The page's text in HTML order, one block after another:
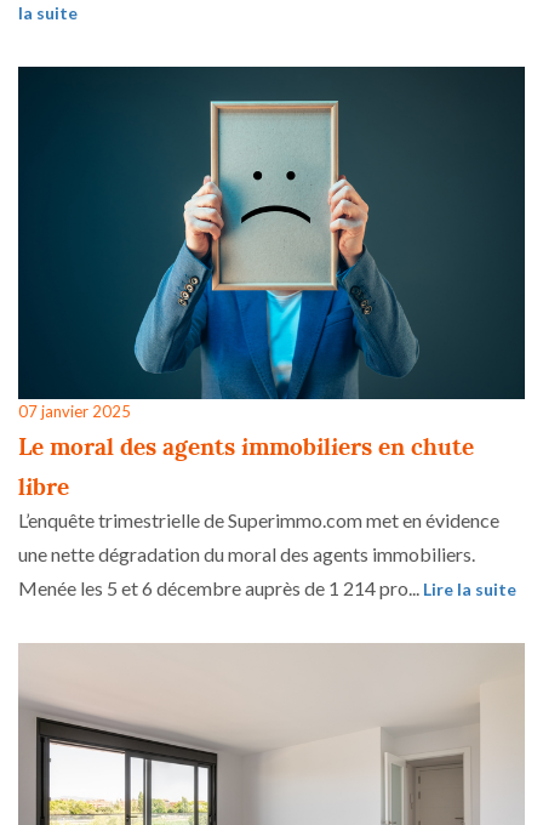
la suite
07 janvier 2025
Le moral des agents immobiliers en chute
libre
L’enquête trimestrielle de Superimmo.com met en évidence
une nette dégradation du moral des agents immobiliers.
Menée les 5 et 6 décembre auprès de 1 214 pro... Lire la suite